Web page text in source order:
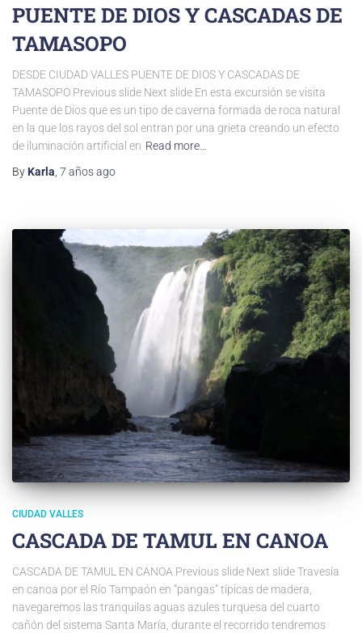
PUENTE DE DIOS Y CASCADAS DE
TAMASOPO
DESDE CIUDAD VALLES PUENTE DE DIOS Y CASCADAS DE
TAMASOPO​ Previous slide Next slide En esta excursión se visita
Puente de Dios que es un tipo de caverna formada de roca natural
en la que los rayos del sol entran por una grieta creando un efecto
de iluminación artificial en Read more…
By Karla 7 añosago
CIUDAD VALLES
CASCADA DE TAMUL EN CANOA
CASCADA DE TAMUL EN CANOA Previous slide Next slide Travesía
en canoa por el Río Tampaón en “pangas” típicas de madera,
navegaremos las tranquilas aguas azules turquesa del cuarto
cañón del sistema Santa María, durante el recorrido tendremos